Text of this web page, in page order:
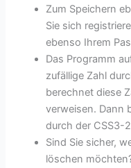
Zum Speichern
Sie sich
ebenso Ihrem
Das Programm
zufällige Zahl
berechnet diese
verweisen. Dann
durch der CSS3-
Sind Sie sicher,
löschen